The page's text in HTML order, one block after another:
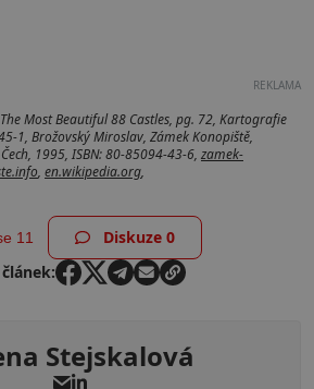
REKLAMA
Most Beautiful 88 Castles, pg. 72, Kartografie
1, Brožovský Miroslav, Zámek Konopiště,
1995, ISBN: 80-85094-43-6, zamek-
, en.wikipedia.org,
Diskuze0
Stejskalová